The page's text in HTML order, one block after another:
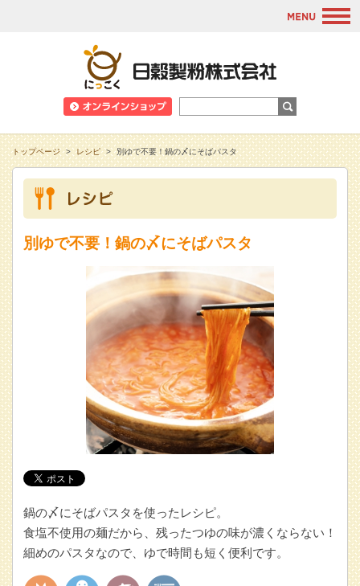
トップページ > レシピ > 別ゆで不要！鍋の〆にそばパスタ
別ゆで不要！鍋の〆にそばパスタ
鍋の〆にそばパスタを使ったレシピ。
食塩不使用の麺だから、残ったつゆの味が濃くならない！
細めのパスタなので、ゆで時間も短く便利です。